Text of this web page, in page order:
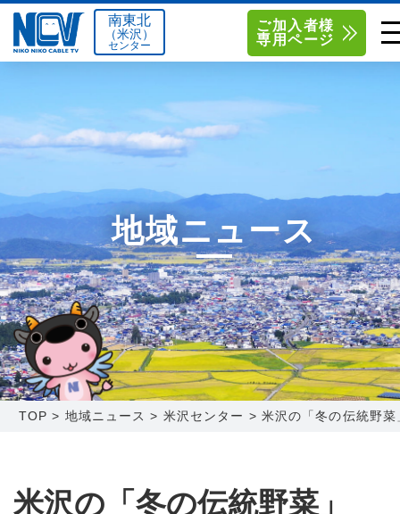
南東北センター（福島）
函館センター 0138-34-2525
新潟センター 025-210-1200
単品料金
お得なセットプラン
料金シミュレーション
サポート
Q&A
センター情報
採用情報
〒992-0044
山形県米沢市春日四丁目2-75
0238-24-2525
営業時間 9:00～18:00
南東北センター(福島)
〒960-8252
福島県福島市御山字一本松17-1-
1
0120-173-577
営業時間 9:15～18:00
南東北
（米沢）
センター
ご加入者様
専用ページ
地域ニュース
TOP > 地域ニュース > 米沢センター > 米沢の「冬の伝統野菜
米沢の「冬の伝統野菜」